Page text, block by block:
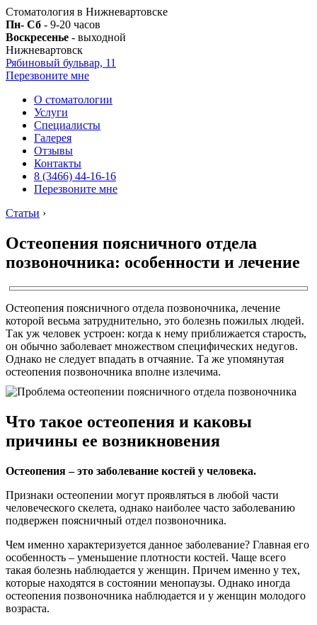
Стоматология в Нижневартовске
Пн- Сб - 9-20 часов
Воскресенье - выходной
Нижневартовск
Рябиновый бульвар, 11
Перезвоните мне
О стоматологии
Услуги
Специалисты
Галерея
Отзывы
Контакты
8 (3466) 44-16-16
Перезвоните мне
Статьи ›
Остеопения поясничного отдела
позвоночника: особенности и лечение
Остеопения поясничного отдела позвоночника, лечение
которой весьма затруднительно, это болезнь пожилых людей.
Так уж человек устроен: когда к нему приближается старость,
он обычно заболевает множеством специфических недугов.
Однако не следует впадать в отчаяние. Та же упомянутая
остеопения позвоночника вполне излечима.
Что такое остеопения и каковы
причины ее возникновения
Остеопения – это заболевание костей у человека.
Признаки остеопении могут проявляться в любой части
человеческого скелета, однако наиболее часто заболеванию
подвержен поясничный отдел позвоночника.
Чем именно характеризуется данное заболевание? Главная его
особенность – уменьшение плотности костей. Чаще всего
такая болезнь наблюдается у женщин. Причем именно у тех,
которые находятся в состоянии менопаузы. Однако иногда
остеопения позвоночника наблюдается и у женщин молодого
возраста.